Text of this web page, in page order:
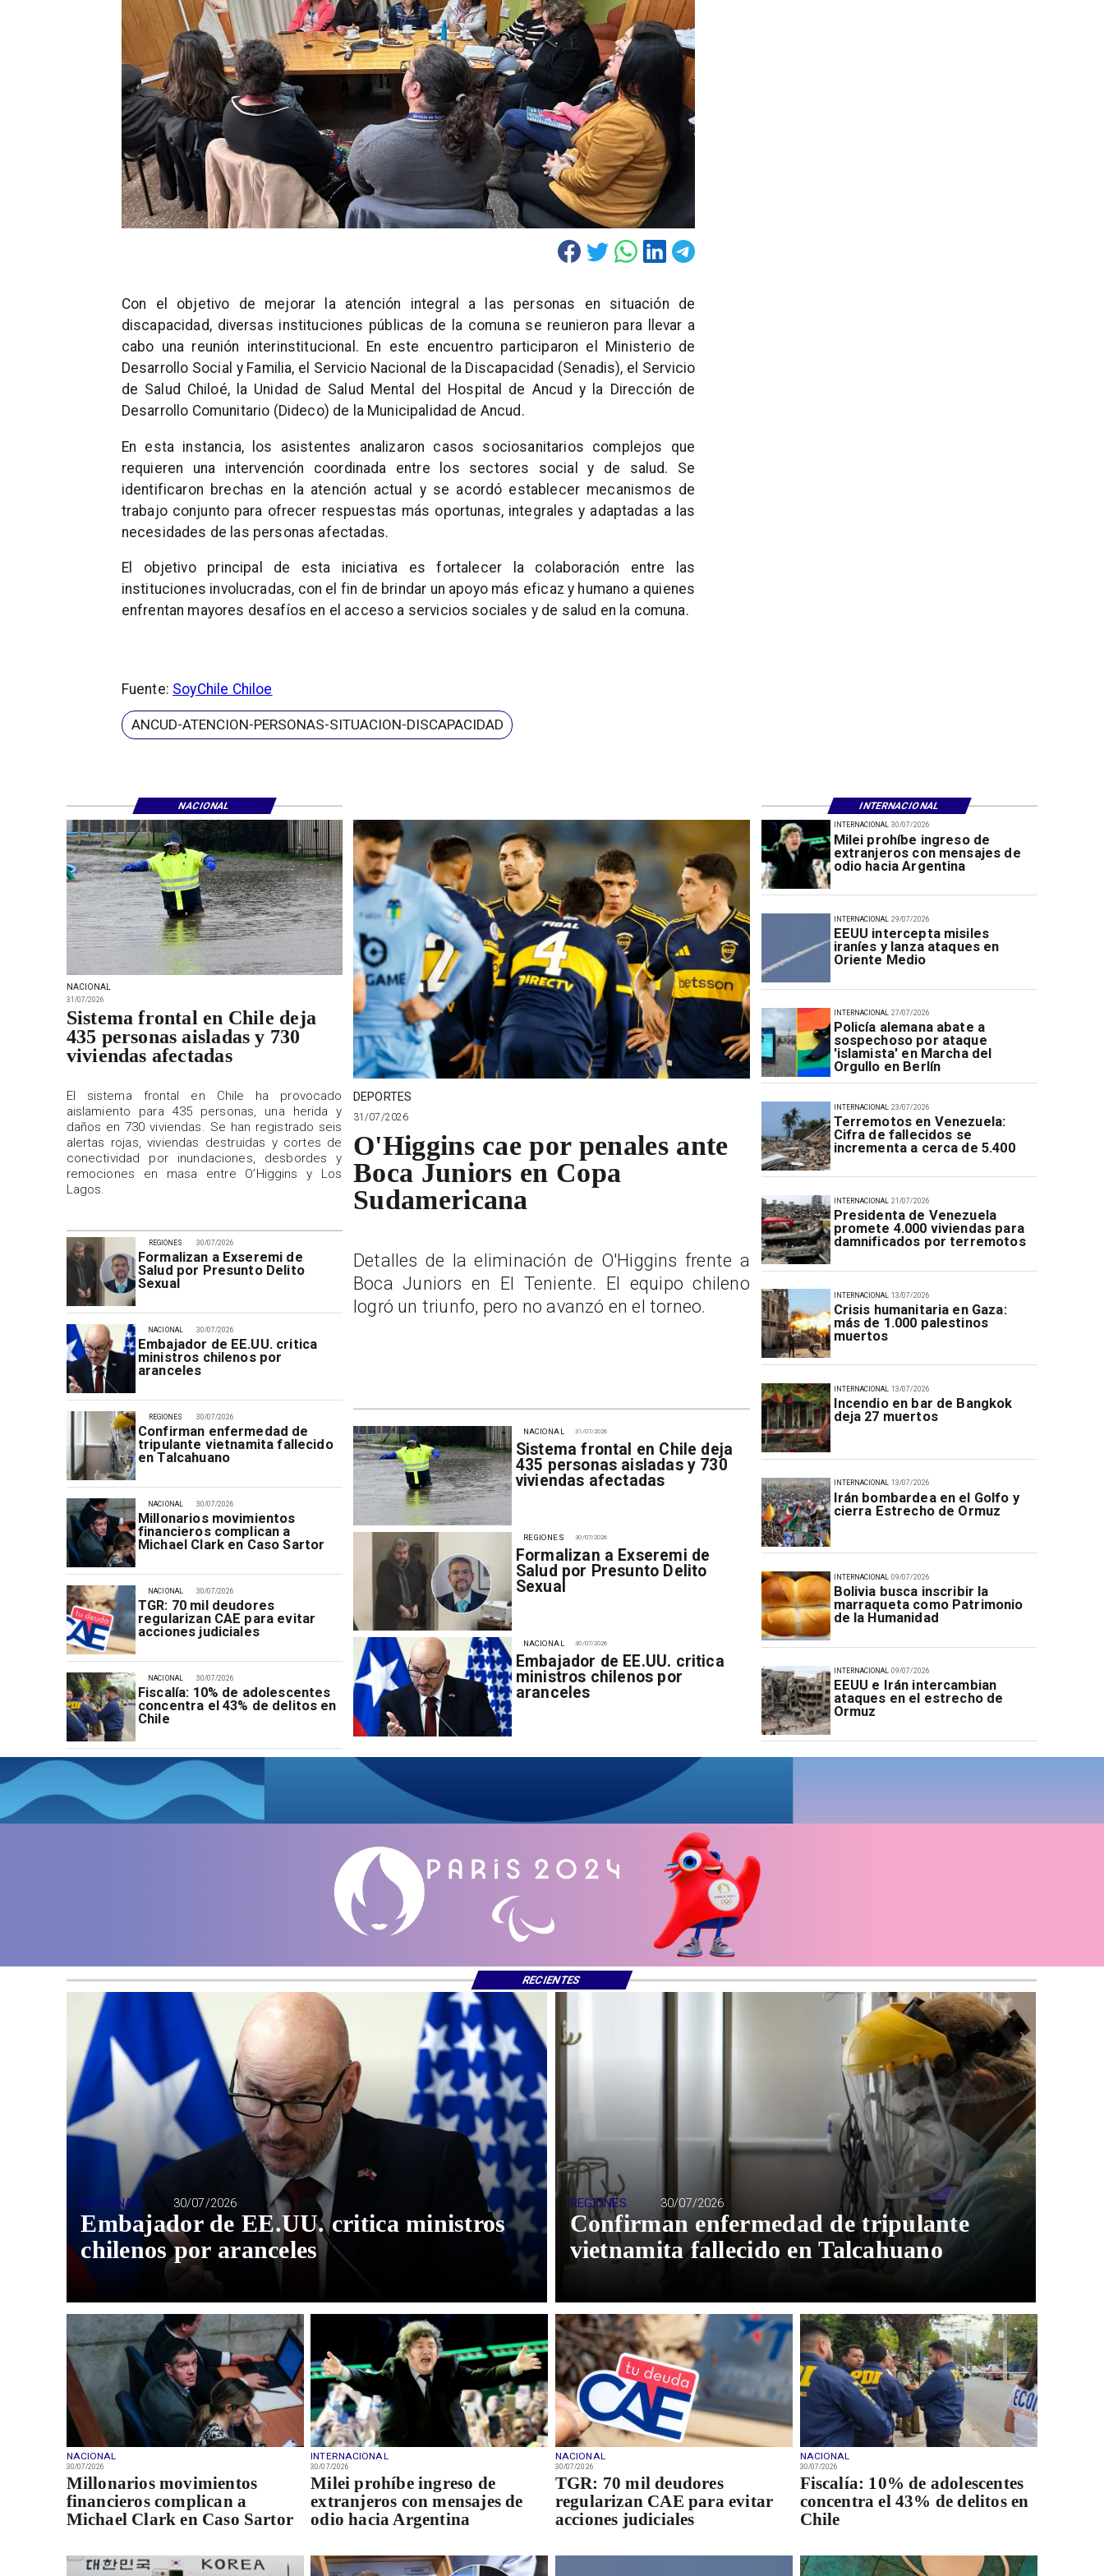
Con el objetivo de mejorar la atención integral a las personas en situación de
discapacidad, diversas instituciones públicas de la comuna se reunieron para llevar a
cabo una reunión interinstitucional. En este encuentro participaron el Ministerio de
Desarrollo Social y Familia, el Servicio Nacional de la Discapacidad (Senadis), el Servicio
de Salud Chiloé, la Unidad de Salud Mental del Hospital de Ancud y la Dirección de
Desarrollo Comunitario (Dideco) de la Municipalidad de Ancud.
En esta instancia, los asistentes analizaron casos sociosanitarios complejos que
requieren una intervención coordinada entre los sectores social y de salud. Se
identificaron brechas en la atención actual y se acordó establecer mecanismos de
trabajo conjunto para ofrecer respuestas más oportunas, integrales y adaptadas a las
necesidades de las personas afectadas.
El objetivo principal de esta iniciativa es fortalecer la colaboración entre las
instituciones involucradas, con el fin de brindar un apoyo más eficaz y humano a quienes
enfrentan mayores desafíos en el acceso a servicios sociales y de salud en la comuna.
Fuente: SoyChile Chiloe
ANCUD-ATENCION-PERSONAS-SITUACION-DISCAPACIDAD
30/07/2026
Milei prohíbe ingreso de
extranjeros con mensajes de
odio hacia Argentina
INTERNACIONAL
29/07/2026
EEUU intercepta misiles
iraníes y lanza ataques en
Oriente Medio
INTERNACIONAL
27/07/2026
Policía alemana abate a
sospechoso por ataque
'islamista' en Marcha del
Orgullo en Berlín
INTERNACIONAL
23/07/2026
Terremotos en Venezuela:
Cifra de fallecidos se
incrementa a cerca de 5.400
INTERNACIONAL
21/07/2026
Presidenta de Venezuela
promete 4.000 viviendas para
damnificados por terremotos
INTERNACIONAL
13/07/2026
Crisis humanitaria en Gaza:
más de 1.000 palestinos
muertos
INTERNACIONAL
13/07/2026
Incendio en bar de Bangkok
deja 27 muertos
INTERNACIONAL
13/07/2026
Irán bombardea en el Golfo y
cierra Estrecho de Ormuz
INTERNACIONAL
09/07/2026
Bolivia busca inscribir la
marraqueta como Patrimonio
de la Humanidad
INTERNACIONAL
09/07/2026
EEUU e Irán intercambian
ataques en el estrecho de
Ormuz
INTERNACIONAL
30/07/2026
Formalizan a Exseremi de
Salud por Presunto Delito
Sexual
REGIONES
30/07/2026
Embajador de EE.UU. critica
ministros chilenos por
aranceles
NACIONAL
30/07/2026
Confirman enfermedad de
tripulante vietnamita fallecido
en Talcahuano
REGIONES
30/07/2026
Millonarios movimientos
financieros complican a
Michael Clark en Caso Sartor
NACIONAL
30/07/2026
TGR: 70 mil deudores
regularizan CAE para evitar
acciones judiciales
NACIONAL
30/07/2026
Fiscalía: 10% de adolescentes
concentra el 43% de delitos en
Chile
NACIONAL
31/07/2026
Sistema frontal en Chile deja
435 personas aisladas y 730
viviendas afectadas
NACIONAL
30/07/2026
Formalizan a Exseremi de
Salud por Presunto Delito
Sexual
REGIONES
30/07/2026
Embajador de EE.UU. critica
ministros chilenos por
aranceles
NACIONAL
NACIONAL
31/07/2026
Sistema frontal en Chile deja
435 personas aisladas y 730
viviendas afectadas
El sistema frontal en Chile ha provocado
aislamiento para 435 personas, una herida y
daños en 730 viviendas. Se han registrado seis
alertas rojas, viviendas destruidas y cortes de
conectividad por inundaciones, desbordes y
remociones en masa entre O’Higgins y Los
Lagos.
DEPORTES
31/07/2026
O'Higgins cae por penales ante
Boca Juniors en Copa
Sudamericana
Detalles de la eliminación de O'Higgins frente a
Boca Juniors en El Teniente. El equipo chileno
logró un triunfo, pero no avanzó en el torneo.
NACIONAL INTERNACIONAL
Embajador de EE.UU. critica ministros
chilenos por aranceles
NACIONAL 30/07/2026
Confirman enfermedad de tripulante
vietnamita fallecido en Talcahuano
REGIONES 30/07/2026
NACIONAL
30/07/2026
Millonarios movimientos
financieros complican a
Michael Clark en Caso Sartor
INTERNACIONAL
30/07/2026
Milei prohíbe ingreso de
extranjeros con mensajes de
odio hacia Argentina
NACIONAL
30/07/2026
TGR: 70 mil deudores
regularizan CAE para evitar
acciones judiciales
NACIONAL
30/07/2026
Fiscalía: 10% de adolescentes
concentra el 43% de delitos en
Chile
RECIENTES